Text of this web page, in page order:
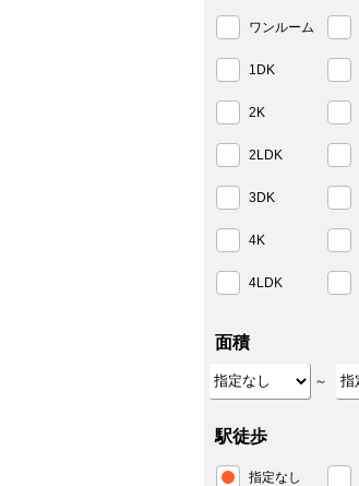
ワンルーム
1DK
2K
2LDK
3DK
4K
4LDK
面積
～
駅徒歩
指定なし